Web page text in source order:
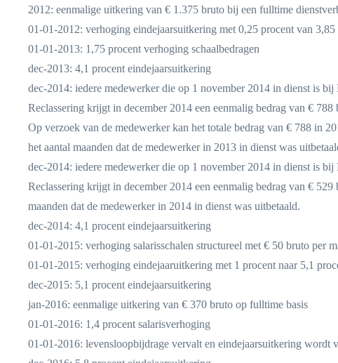
2012: eenmalige uitkering van € 1.375 bruto bij een fulltime
01-01-2012: verhoging eindejaarsuitkering met 0,25 procent van
01-01-2013: 1,75 procent verhoging schaalbedragen
dec-2013: 4,1 procent eindejaarsuitkering
dec-2014: iedere medewerker die op 1 november 2014 in dienst is
Reclassering krijgt in december 2014 een eenmalig bedrag van €
Op verzoek van de medewerker kan het totale bedrag van € 788 in
het aantal maanden dat de medewerker in 2013 in dienst was
dec-2014: iedere medewerker die op 1 november 2014 in dienst is
Reclassering krijgt in december 2014 een eenmalig bedrag van €
maanden dat de medewerker in 2014 in dienst was uitbetaald.
dec-2014: 4,1 procent eindejaarsuitkering
01-01-2015: verhoging salarisschalen structureel met € 50 bruto per
01-01-2015: verhoging eindejaaruitkering met 1 procent naar 5,1
dec-2015: 5,1 procent eindejaarsuitkering
jan-2016: eenmalige uitkering van € 370 bruto op fulltime basis
01-01-2016: 1,4 procent salarisverhoging
01-01-2016: levensloopbijdrage vervalt en eindejaarsuitkering wordt